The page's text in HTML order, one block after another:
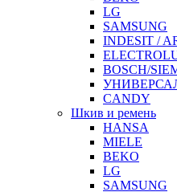
LG
SAMSUNG
INDESIT /
BOSCH/
CANDY
Шкив и ремень
HANSA
MIELE
BEKO
LG
SAMSUNG